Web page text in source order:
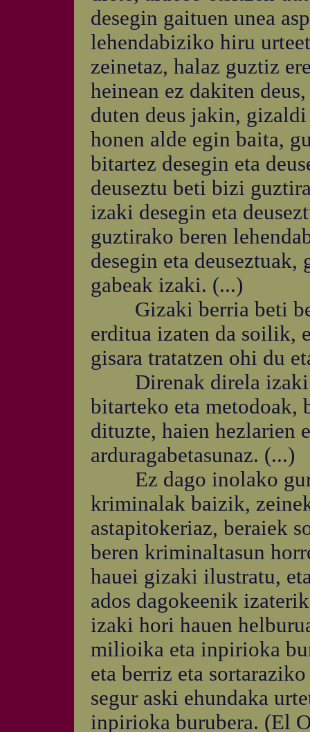
desegin gaituen unea
lehendabiziko hiru
zeinetaz, halaz guztiz
heinean ez dakiten
duten deus jakin,
honen alde egin baita,
bitartez desegin eta
deuseztu beti bizi
izaki desegin eta
guztirako beren
desegin eta
gabeak izaki. (...)
Gizaki berria beti
erditua izaten da soilik,
gisara tratatzen ohi du
Direnak direla izaki
bitarteko eta metodoak,
dituzte, haien hezlarien
arduragabetasunaz. (...)
Ez dago inolako
kriminalak baizik,
astapitokeriaz, beraiek
beren kriminaltasun
hauei gizaki ilustratu,
ados dagokeenik
izaki hori hauen
milioika eta inpirioka
eta berriz eta
segur aski ehundaka
inpirioka burubera. (El